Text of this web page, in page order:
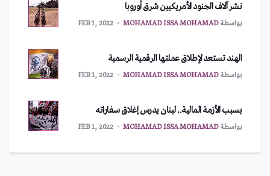
نشر آلاف الجنود الأمريكيين شرق أوروبا
بواسطةMOHAMAD ISSA MOHAMAD
FEB 1, 2022
الهند تستعد لإطلاق عملتها الرقمية الرسمية
بواسطةMOHAMAD ISSA MOHAMAD
FEB 1, 2022
بسبب الأزمة المالية.. لبنان يدرس إغلاق سفاراته
بواسطةMOHAMAD ISSA MOHAMAD
FEB 1, 2022